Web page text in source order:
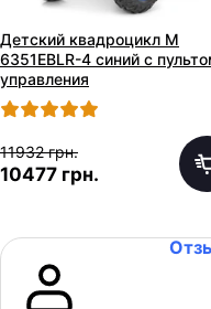
Детский квадроцикл M
6351EBLR-4 синий с
управления
11932 грн.
10477 грн.